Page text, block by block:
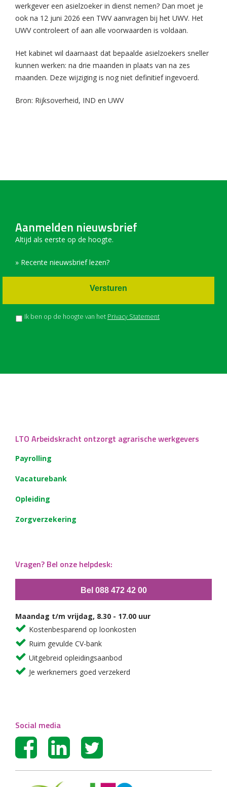
werkgever een asielzoeker in dienst nemen? Dan moet je
ook na 12 juni 2026 een TWV aanvragen bij het UWV. Het
UWV controleert of aan alle voorwaarden is voldaan.
Het kabinet wil daarnaast dat bepaalde asielzoekers sneller
kunnen werken: na drie maanden in plaats van na zes
maanden. Deze wijziging is nog niet definitief ingevoerd.
Bron: Rijksoverheid, IND en UWV
Aanmelden nieuwsbrief
Altijd als eerste op de hoogte.
» Recente nieuwsbrief lezen?
Ik ben op de hoogte van het Privacy Statement
Versturen
LTO Arbeidskracht ontzorgt agrarische werkgevers
Payrolling
Vacaturebank
Opleiding
Zorgverzekering
Vragen? Bel onze helpdesk:
Bel 088 472 42 00
Maandag t/m vrijdag, 8.30 - 17.00 uur
Kostenbesparend op loonkosten
Ruim gevulde CV-bank
Uitgebreid opleidingsaanbod
Je werknemers goed verzekerd
Social media